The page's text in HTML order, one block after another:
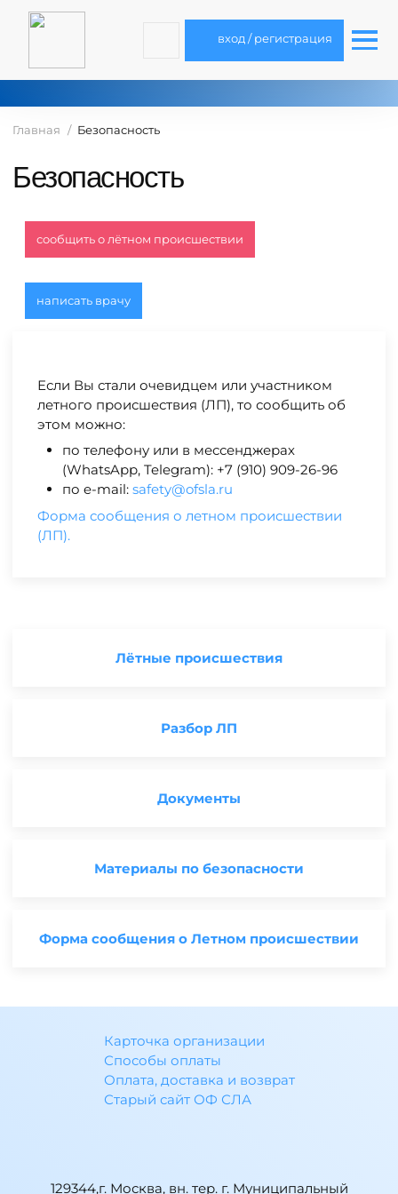
вход / регистрация
Главная Безопасность
Безопасность
сообщить о лётном происшествии
написать врачу
Если Вы стали очевидцем или участником
летного происшествия (ЛП), то сообщить об
этом можно:
по телефону или в мессенджерах
(WhatsApp, Telegram): +7 (910) 909-26-96
по e-mail:safety@ofsla.ru
Форма сообщения о летном происшествии
(ЛП).
Лётные происшествия
Разбор ЛП
Документы
Материалы по безопасности
Форма сообщения о Летном происшествии
Карточка организации
Способы оплаты
Оплата, доставка и возврат
Старый сайт ОФ СЛА
129344,г. Москва, вн. тер. г. Муниципальный